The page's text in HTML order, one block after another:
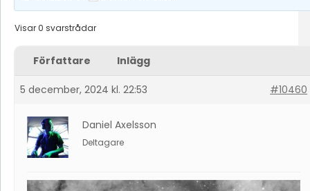
Visar 0 svarstrådar
Författare Inlägg
5 december, 2024 kl. 22:53 #10460
Daniel Axelsson
Deltagare